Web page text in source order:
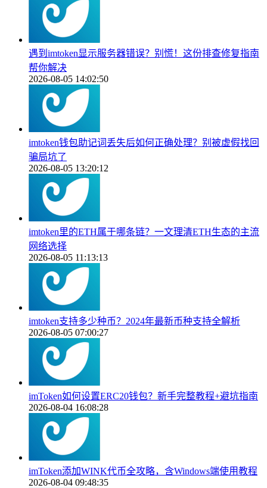
遇到imtoken显示服务器错误？别慌！这份排查修复指南
帮你解决
2026-08-05 14:02:50
imtoken钱包助记词丢失后如何正确处理？别被虚假找回
骗局坑了
2026-08-05 13:20:12
imtoken里的ETH属于哪条链？一文理清ETH生态的主流
网络选择
2026-08-05 11:13:13
imtoken支持多少种币？2024年最新币种支持全解析
2026-08-05 07:00:27
imToken如何设置ERC20钱包？新手完整教程+避坑指南
2026-08-04 16:08:28
imToken添加WINK代币全攻略，含Windows端使用教程
2026-08-04 09:48:35